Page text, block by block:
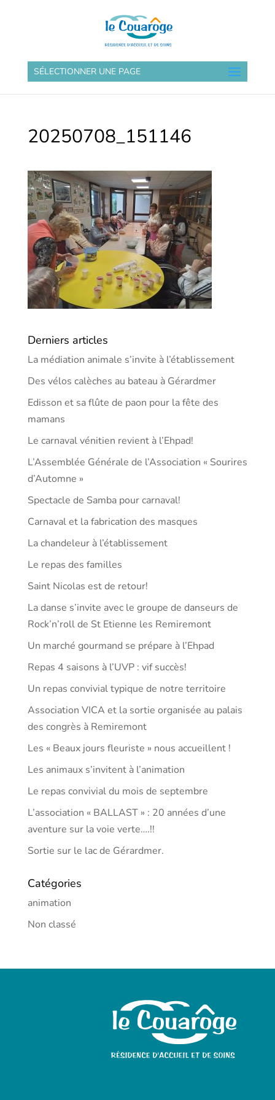
SÉLECTIONNER UNE PAGE
20250708_151146
Derniers articles
La médiation animale s’invite à l’établissement
Des vélos calèches au bateau à Gérardmer
Edisson et sa flûte de paon pour la fête des
mamans
Le carnaval vénitien revient à l’Ehpad!
L’Assemblée Générale de l’Association « Sourires
d’Automne »
Spectacle de Samba pour carnaval!
Carnaval et la fabrication des masques
La chandeleur à l’établissement
Le repas des familles
Saint Nicolas est de retour!
La danse s’invite avec le groupe de danseurs de
Rock’n’roll de St Etienne les Remiremont
Un marché gourmand se prépare à l’Ehpad
Repas 4 saisons à l’UVP : vif succès!
Un repas convivial typique de notre territoire
Association VICA et la sortie organisée au palais
des congrès à Remiremont
Les « Beaux jours fleuriste » nous accueillent !
Les animaux s’invitent à l’animation
Le repas convivial du mois de septembre
L’association « BALLAST » : 20 années d’une
aventure sur la voie verte….!!
Sortie sur le lac de Gérardmer.
Catégories
animation
Non classé